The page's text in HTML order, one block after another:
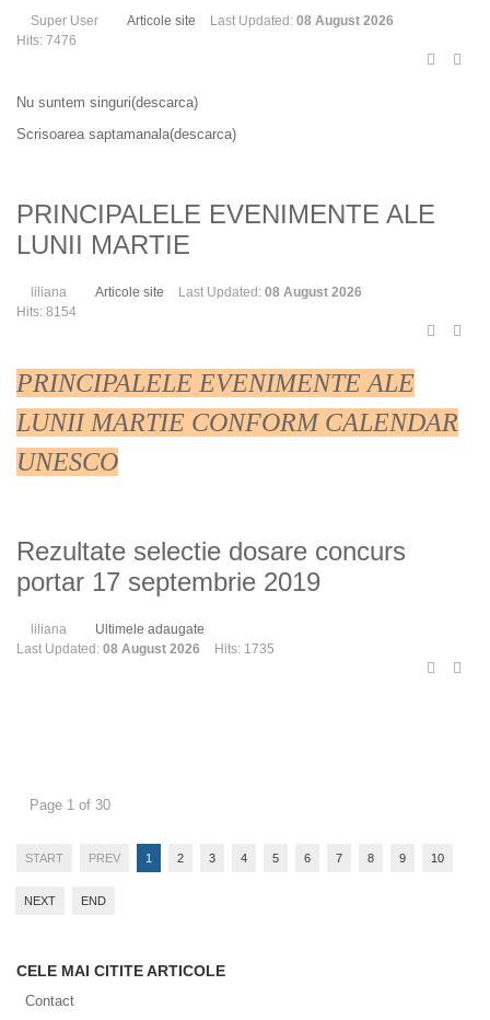
Super User Articole site Last Updated: 08 August 2026
Hits: 7476
Nu suntem singuri(descarca)
Scrisoarea saptamanala(descarca)
PRINCIPALELE EVENIMENTE ALE
LUNII MARTIE
liliana Articole site Last Updated: 08 August 2026
Hits: 8154
PRINCIPALELE EVENIMENTE ALE
LUNII MARTIE CONFORM CALENDAR
UNESCO
Rezultate selectie dosare concurs
portar 17 septembrie 2019
liliana
Ultimele adaugate
Last Updated: 08 August 2026 Hits: 1735
Page 1 of 30
START PREV 1 2 3 4 5 6 7 8 9 10
NEXT END
CELE MAI CITITE ARTICOLE
Contact